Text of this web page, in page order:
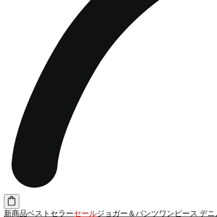
新商品ベストセラーセールジョガー＆パンツワンピース デニ